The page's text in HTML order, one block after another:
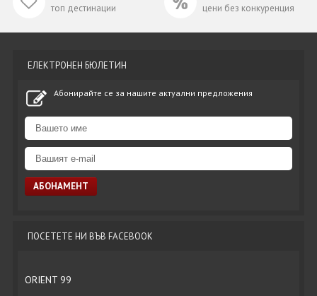
топ дестинации цени без конкуренция
ЕЛЕКТРОНЕН БЮЛЕТИН
Абонирайте се за нашите актуални предложения
ПОСЕТЕТЕ НИ ВЪВ FACEBOOK
ORIENT 99